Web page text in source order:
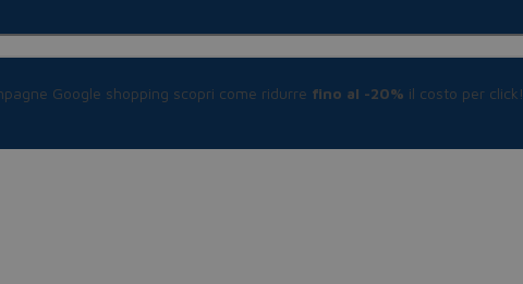
Google shopping scopri come ridurre fino al -20% il costo per click!